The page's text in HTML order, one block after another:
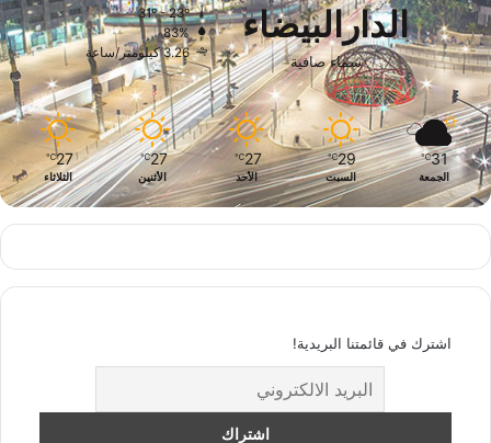
الدارالبيضاء
سماء صافية
31º - 23º
83%
3.26 كيلومتر/ساعة
31
℃
الجمعة
29
℃
السبت
27
℃
الأحد
27
℃
الأثنين
27
℃
الثلاثاء
اشترك في قائمتنا البريدية!